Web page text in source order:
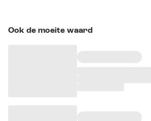
Ook de moeite waard